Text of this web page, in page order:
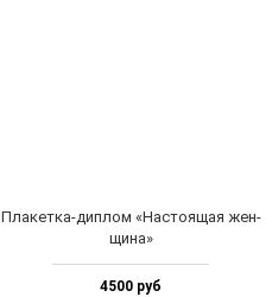
Пла­кет­ка-дип­лом «Нас­то­ящая жен­
щи­на»
4500 руб